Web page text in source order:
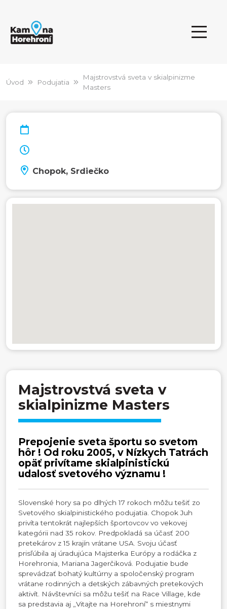
Úvod Podujatia
Majstrovstvá sveta v skialpinizme
Masters
Chopok, Srdiečko
Majstrovstvá sveta v
skialpinizme Masters
Prepojenie sveta športu so svetom
hôr ! Od roku 2005, v Nízkych Tatrách
opäť privítame skialpinistickú
udalosť svetového významu !
Slovenské hory sa po dlhých 17 rokoch môžu tešiť zo
Svetového skialpinistického podujatia. Chopok Juh
privíta tentokrát najlepších športovcov vo vekovej
kategórii nad 35 rokov. Predpokladá sa účasť 200
pretekárov z 15 krajín vrátane USA. Svoju účasť
prisľúbila aj úradujúca Majsterka Európy a rodáčka z
Horehronia, Mariana Jagerčiková. Podujatie bude
sprevádzať bohatý kultúrny a spoločenský program
vrátane rodinných a detských zábavných pretekových
aktivít. Návštevníci sa môžu tešiť na Race Village, kde
sa predstavia aj „Vitajte na Horehroní“ s miestnymi